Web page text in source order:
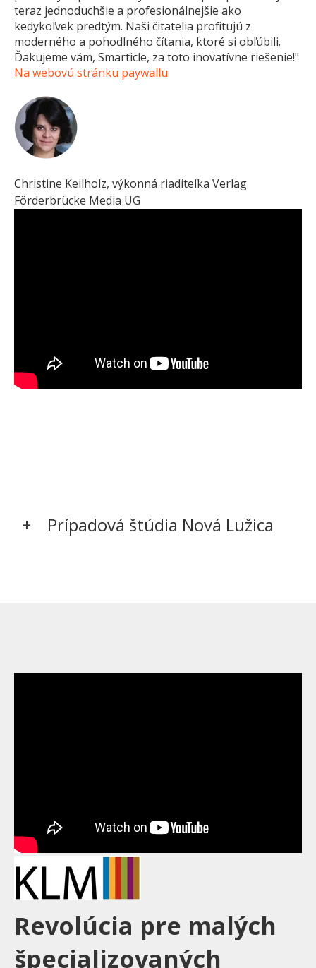
teraz jednoduchšie a profesionálnejšie ako
kedykoľvek predtým. Naši čitatelia profitujú z
moderného a pohodlného čítania, ktoré si obľúbili.
Ďakujeme vám, Smarticle, za toto inovatívne riešenie!"
Na webovú stránku paywallu
Christine Keilholz, výkonná riaditeľka Verlag
Förderbrücke Media UG
Prípadová štúdia Nová Lužica
Revolúcia pre malých
špecializovaných